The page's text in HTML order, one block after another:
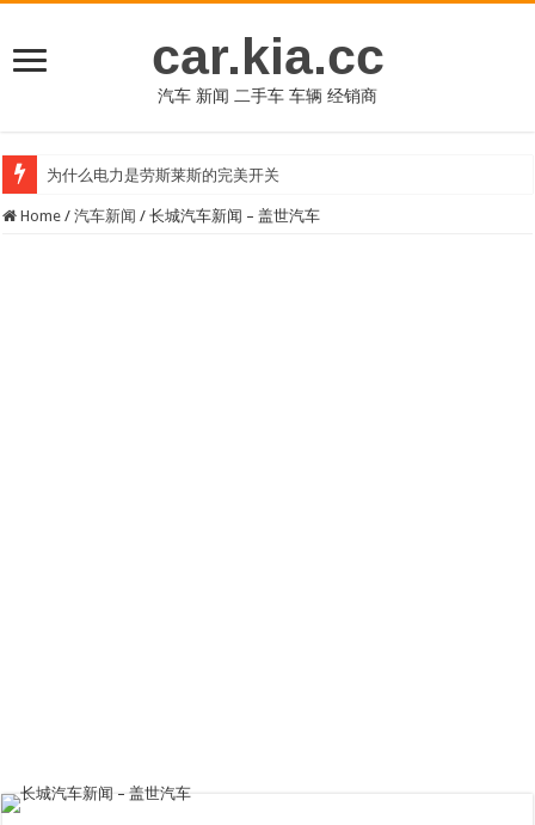
car.kia.cc
汽车 新闻 二手车 车辆 经销商
为什么电力是劳斯莱斯的完美开关
Home / 汽车新闻 / 长城汽车新闻 – 盖世汽车